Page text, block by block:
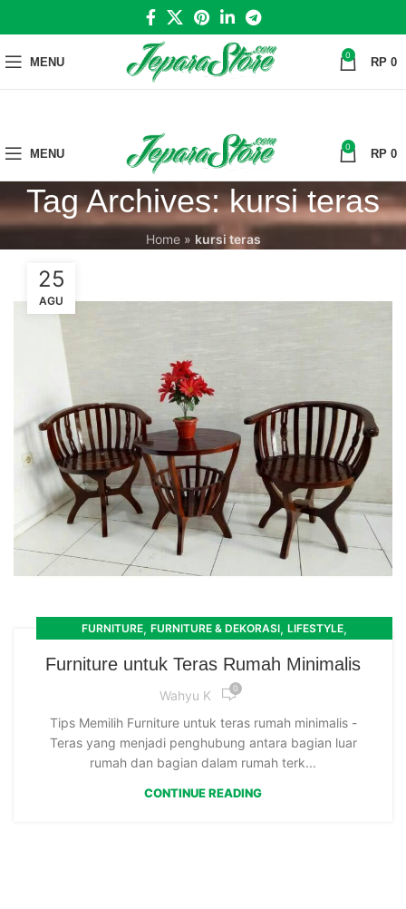
MENU 0 RP 0
MENU 0 RP 0
Tag Archives: kursi teras
Home» kursi teras
25
AGU
FURNITURE, FURNITURE & DEKORASI, LIFESTYLE,
Furniture untuk Teras Rumah Minimalis
Wahyu K 0
Tips Memilih Furniture untuk teras rumah minimalis -
Teras yang menjadi penghubung antara bagian luar
rumah dan bagian dalam rumah terk...
CONTINUE READING